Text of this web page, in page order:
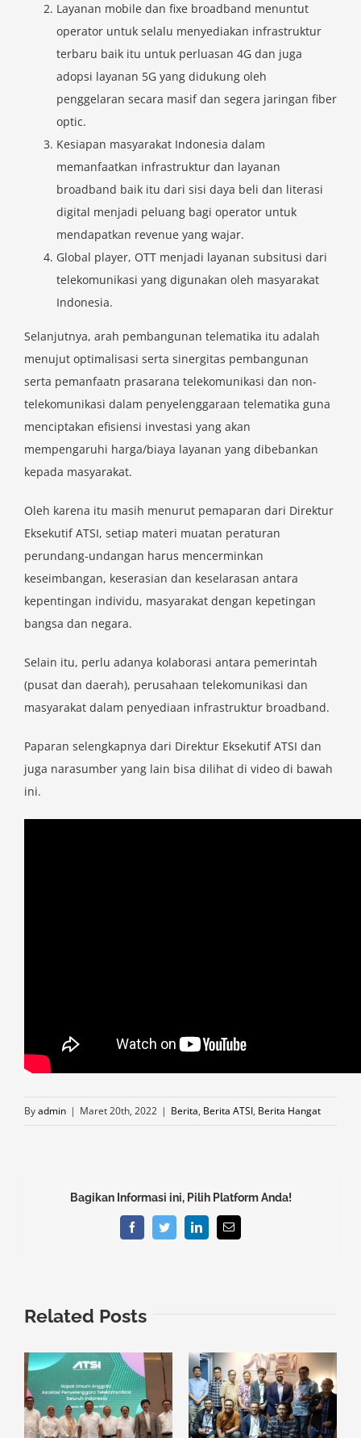
Layanan mobile dan fixe broadband menuntut
operator untuk selalu menyediakan infrastruktur
terbaru baik itu untuk perluasan 4G dan juga
adopsi layanan 5G yang didukung oleh
penggelaran secara masif dan segera jaringan fiber
optic.
Kesiapan masyarakat Indonesia dalam
memanfaatkan infrastruktur dan layanan
broadband baik itu dari sisi daya beli dan literasi
digital menjadi peluang bagi operator untuk
mendapatkan revenue yang wajar.
Global player, OTT menjadi layanan subsitusi dari
telekomunikasi yang digunakan oleh masyarakat
Indonesia.
Selanjutnya, arah pembangunan telematika itu adalah
menujut optimalisasi serta sinergitas pembangunan
serta pemanfaatn prasarana telekomunikasi dan non-
telekomunikasi dalam penyelenggaraan telematika guna
menciptakan efisiensi investasi yang akan
mempengaruhi harga/biaya layanan yang dibebankan
kepada masyarakat.
Oleh karena itu masih menurut pemaparan dari Direktur
Eksekutif ATSI, setiap materi muatan peraturan
perundang-undangan harus mencerminkan
keseimbangan, keserasian dan keselarasan antara
kepentingan individu, masyarakat dengan kepetingan
bangsa dan negara.
Selain itu, perlu adanya kolaborasi antara pemerintah
(pusat dan daerah), perusahaan telekomunikasi dan
masyarakat dalam penyediaan infrastruktur broadband.
Paparan selengkapnya dari Direktur Eksekutif ATSI dan
juga narasumber yang lain bisa dilihat di video di bawah
ini.
Byadmin | Maret 20th, 2022 | Berita, Berita ATSI, Berita Hangat
Bagikan Informasi ini, Pilih Platform Anda!
FacebookTwitterLinkedInEmail
Related Posts